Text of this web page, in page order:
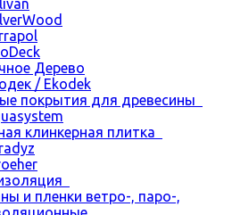
Дерево
/ Ekodek
покрытия для древесины
клинкерная плитка
и пленки ветро-, паро-,